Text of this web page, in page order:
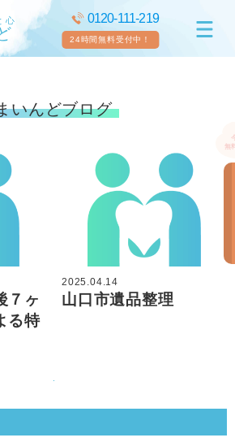
心 0120-111-219
24時間無料受付中！
いんどブログ
７ヶ
る特
2025.04.14
山口市遺品整理